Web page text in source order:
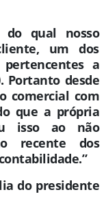
do qual nosso
um dos
a
Portanto desde
comercial com
que a própria
isso ao não
recente dos
do presidente